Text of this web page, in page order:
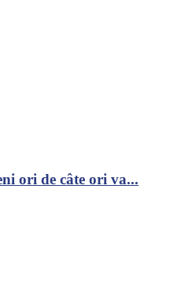
ori de câte ori va...